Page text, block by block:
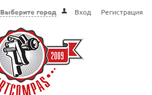
Выберите город Вход Регистрация